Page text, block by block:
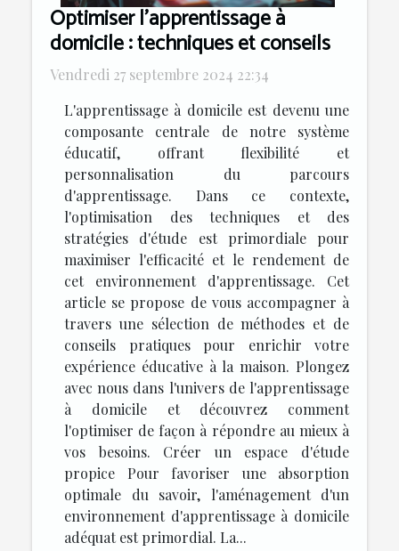
Optimiser l'apprentissage à
domicile : techniques et conseils
Vendredi 27 septembre 2024 22:34
L'apprentissage à domicile est devenu une
composante centrale de notre système
éducatif, offrant flexibilité et
personnalisation du parcours
d'apprentissage. Dans ce contexte,
l'optimisation des techniques et des
stratégies d'étude est primordiale pour
maximiser l'efficacité et le rendement de
cet environnement d'apprentissage. Cet
article se propose de vous accompagner à
travers une sélection de méthodes et de
conseils pratiques pour enrichir votre
expérience éducative à la maison. Plongez
avec nous dans l'univers de l'apprentissage
à domicile et découvrez comment
l'optimiser de façon à répondre au mieux à
vos besoins. Créer un espace d'étude
propice Pour favoriser une absorption
optimale du savoir, l'aménagement d'un
environnement d'apprentissage à domicile
adéquat est primordial. La...